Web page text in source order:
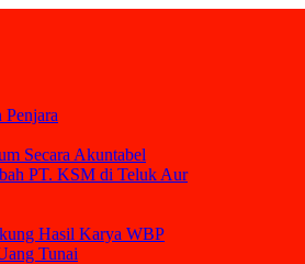
Secara Akuntabel
PT. KSM di Teluk Aur
Hasil Karya WBP
Tunai